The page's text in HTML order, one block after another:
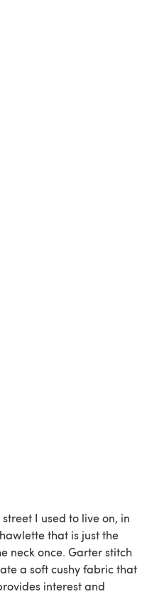
I used to live on, in
that is just the
neck once. Garter stitch
a soft cushy fabric that
interest and